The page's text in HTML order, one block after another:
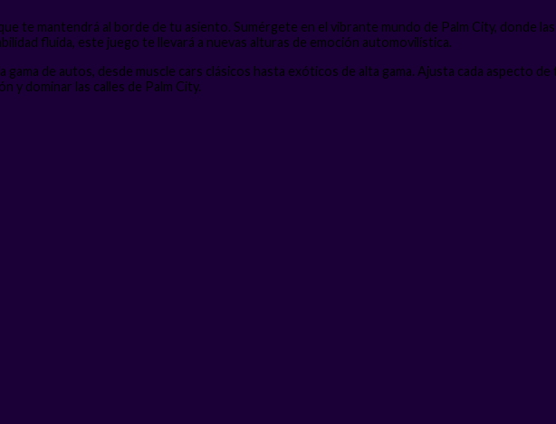
te mantendrá al borde de tu asiento. Sumérgete en el vibrante mundo de Palm City, donde
fluida, este juego te llevará a nuevas alturas de emoción automovilística.
de autos, desde muscle cars clásicos hasta exóticos de alta gama. Ajusta cada aspecto
y dominar las calles de Palm City.